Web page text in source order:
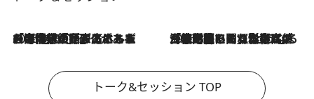
2026.8.3
「今後値上げがあるとすれば…」「リスクがあるのは今年の冬」エネルギー専門家が語る、ホルムズ海峡封鎖が家庭にもたらす“ある心配” 2026.8.3
「住宅建てられない…」「サーチャージ料の高値が続いている」ホルムズ海峡封鎖による影響はいつまで続く？《エネルギー専門家に聞く“どうなる日本の暮らし”》
トーク&セッション TOP